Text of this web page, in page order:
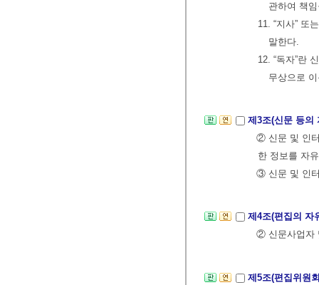
관하여 책
11. “지사” 또
말한다.
12. “독자”란
무상으로
제3조(신문 등의
② 신문 및 인
한 정보를 자
③ 신문 및 인
제4조(편집의 자
② 신문사업자
제5조(편집위원